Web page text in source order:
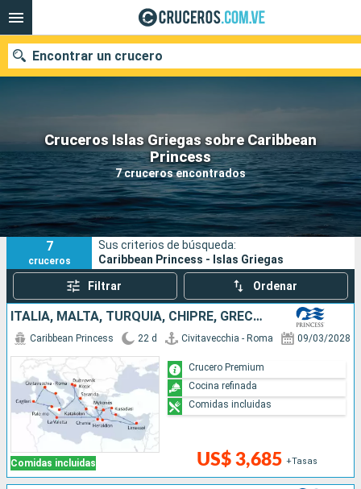
Cruceros Islas Griegas sobre Caribbean
Princess
7 cruceros encontrados
Encontrar un crucero
Nuestros destinos
Fecha de salida
Puertos Compañías
Buscar
7
cruceros
Sus criterios de búsqueda:
Caribbean Princess - Islas Griegas
Filtrar Ordenar
ITALIA, MALTA, TURQUÍA, CHIPRE, GRECIA, ALBANIA, CROACIA, MONTENEGRO
Comidas incluidas
Caribbean Princess 22 d Civitavecchia - Roma 09/03/2028
US$ 3,685 +Tasas
Crucero Premium
Cocina refinada
Comidas incluidas